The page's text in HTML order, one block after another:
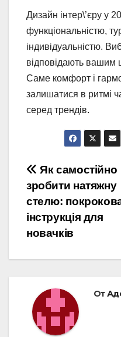
Дизайн інтер\’єру у
функціональністю,
індивідуальністю.
відповідають вашим
Саме комфорт і
залишатися в ритмі
серед трендів.
Навигация
по
записям
Як самостійно
зробити натяжну
стелю:
інструкція для
новачків
От